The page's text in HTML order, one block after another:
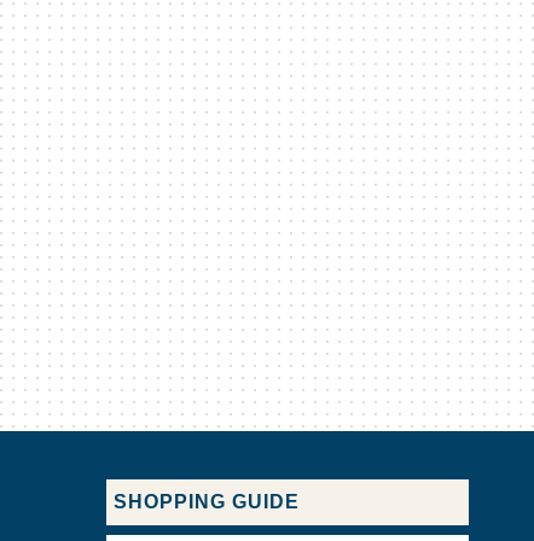
SHOPPING GUIDE